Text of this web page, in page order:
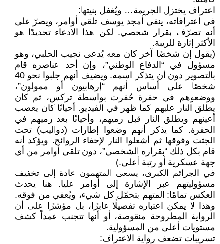
اعتراف يختزل الجريمة… ويُغفل بنيتها:
في اعترافاته، ينفي أمجد يوسف تلقي أوامر، ويصرّ على
أنه تصرّف بقرار شخصي. لكن هذا الادعاء تحديدًا هو
الأكثر إثارة للريبة.
(يقول إن شخصًا آخر كان معه يُدعى نجيب الحلبي، وهو
مسؤول في “الدفاع الوطني”، وإن أحد عناصره قام
بالتصوير دون أن يتذكر اسمه. ويضيف أنهم جلبوا نحو 40
شخصًا على أساس أنهم “إرهابيون أو ممولون”،
ووضعوهم في حفرة حُفرت بواسطة تركس، ثم كان
يطلق النار عليهم كما ظهر في الفيديو. أحيانًا كان يعصب
أعينهم ويطلق النار قبل رميهم، وأحيانًا بعد رميهم في
الحفرة. كما يذكر أنهم وضعوا إطارات (دواليب) تحت
الجثث وفوقها ثم أشعلوا النار لإخفاء الروائح. ويؤكد أنه
قام بكل ذلك “بقراره الشخصي”، دون تلقي أوامر من أي
جهة عسكرية أو رتبة أعلى.)
في الجرائم الكبرى، يسعى المتهمون عادة إلى تخفيف
مسؤوليتهم عبر الإشارة إلى أوامر عليا. هنا يحدث
العكس تمامًا: المتهم يتحمّل كل شيء، ويُعفي من فوقه.
وهذا لا يمكن اعتباره تفصيلًا عابرًا، بل مؤشرًا على أن
الرواية المطروحة منقوصة، أو أنها تتجنب عمداً كشف
مستويات أعلى من المسؤولية.
تسريبات تضعف رواية الاعتراف: